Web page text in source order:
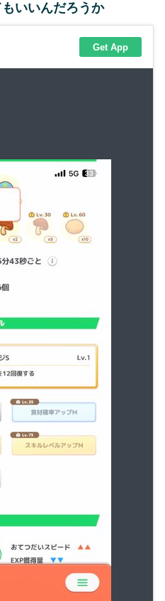
いいんだろうか